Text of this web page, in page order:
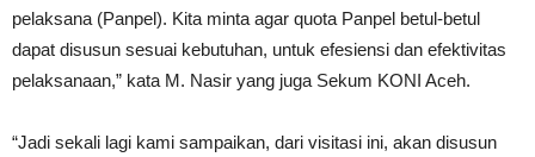
pelaksana (Panpel). Kita minta agar quota Panpel betul-betul
dapat disusun sesuai kebutuhan, untuk efesiensi dan efektivitas
pelaksanaan,” kata M. Nasir yang juga Sekum KONI Aceh.
“Jadi sekali lagi kami sampaikan, dari visitasi ini, akan disusun